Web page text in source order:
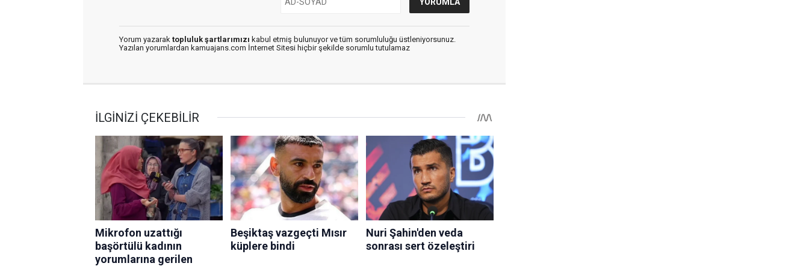
Yorum yazarak topluluk şartlarımızı kabul etmiş bulunuyor ve tüm sorumluluğu üstleniyorsunuz.
Yazılan yorumlardan kamuajans.com İnternet Sitesi hiçbir şekilde sorumlu tutulamaz